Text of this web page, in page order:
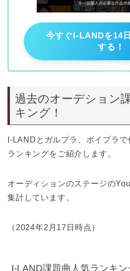
今すぐI-LANDを14
する！
過去のオーデション
キング！
I-LANDとガルプラ、ボイプラ
ランキングをご紹介します。
オーディションのステージの
集計しています。
（2024年2月17日時点）
I-LAND課題曲人気ランキン